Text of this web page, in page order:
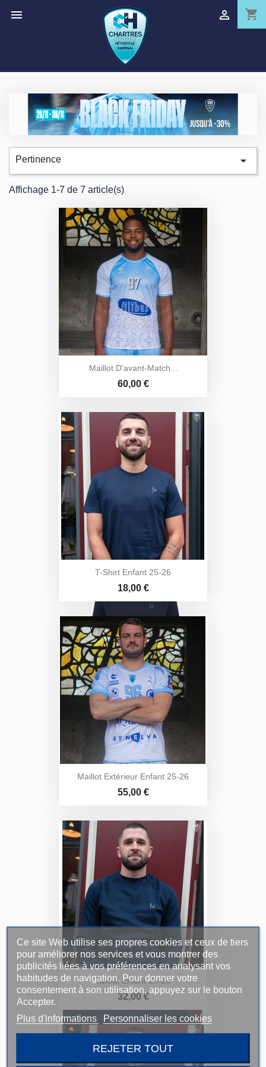
 shopping_cart

Pertinence 
Affichage 1-7 de 7 article(s)
Maillot D'avant-Match...
Prix
60,00 €
T-Shirt Enfant 25-26
Prix
18,00 €
Maillot Extérieur Enfant 25-26
Prix
55,00 €
Sweat Enfant 25-26
Prix
32,00 €
Ce site Web utilise ses propres cookies et ceux de tiers
pour améliorer nos services et vous montrer des
publicités liées à vos préférences en analysant vos
habitudes de navigation. Pour donner votre
consentement à son utilisation, appuyez sur le bouton
Accepter.
Plus d'informations
Personnaliser les cookies
REJETER TOUT